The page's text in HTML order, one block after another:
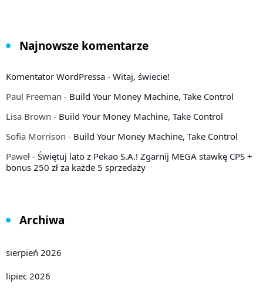
Najnowsze komentarze
Komentator WordPressa - Witaj, świecie!
Paul Freeman - Build Your Money Machine, Take Control
Lisa Brown - Build Your Money Machine, Take Control
Sofia Morrison - Build Your Money Machine, Take Control
Paweł - Świętuj lato z Pekao S.A.! Zgarnij MEGA stawkę CPS +
bonus 250 zł za każde 5 sprzedaży
Archiwa
sierpień 2026
lipiec 2026